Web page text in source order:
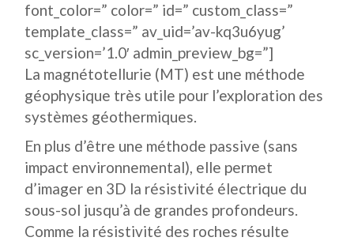
font_color=” color=” id=” custom_class=”
template_class=” av_uid=’av-kq3u6yug’
sc_version=’1.0′ admin_preview_bg=”]
La magnétotellurie (MT) est une méthode
géophysique très utile pour l’exploration des
systèmes géothermiques.
En plus d’être une méthode passive (sans
impact environnemental), elle permet
d’imager en 3D la résistivité électrique du
sous-sol jusqu’à de grandes profondeurs.
Comme la résistivité des roches résulte